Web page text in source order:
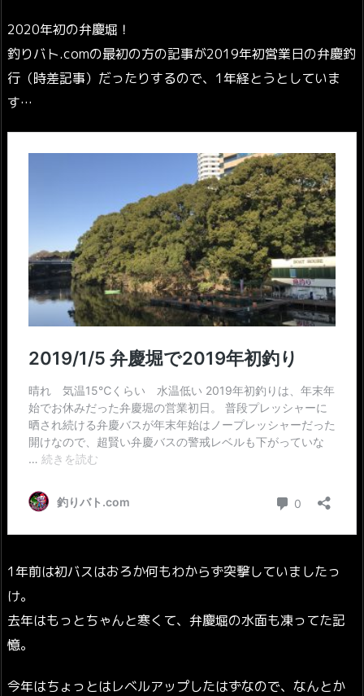
2020年初の弁慶堀！
釣りバト.comの最初の方の記事が2019年初営業日の弁慶釣
行（時差記事）だったりするので、1年経とうとしていま
す…
1年前は初バスはおろか何もわからず突撃していましたっ
け。
去年はもっとちゃんと寒くて、弁慶堀の水面も凍ってた記
憶。
今年はちょっとはレベルアップしたはずなので、なんとか